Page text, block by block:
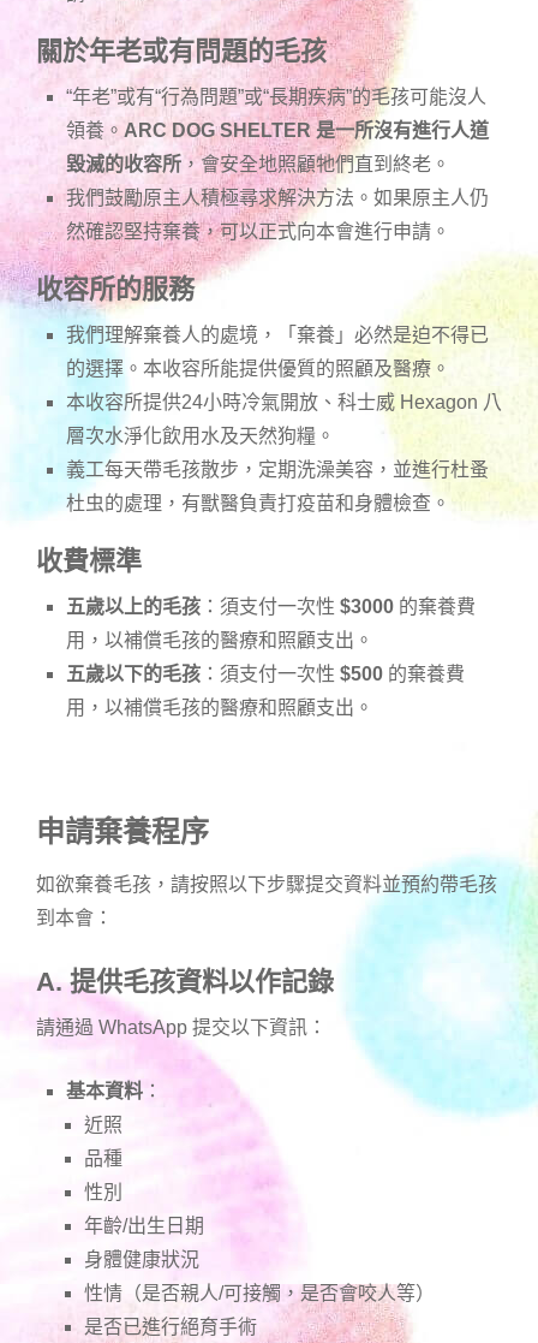
關於年老或有問題的毛孩
“年老”或有“行為問題”或“長期疾病”的毛孩可能沒人
領養。 ARC DOG SHELTER 是一所沒有進行人道
毀滅的收容所 ，會安全地照顧牠們直到終老。
我們鼓勵原主人積極尋求解決方法。如果原主人仍
然確認堅持棄養，可以正式向本會進行申請。
收容所的服務
我們理解棄養人的處境，「棄養」必然是迫不得已
的選擇。本收容所能提供優質的照顧及醫療。
本收容所提供24小時冷氣開放、科士威 Hexagon 八
層次水淨化飲用水及天然狗糧。
義工每天帶毛孩散步，定期洗澡美容，並進行杜蚤
杜虫的處理，有獸醫負責打疫苗和身體檢查。
收費標準
五歲以上的毛孩 ：須支付一次性 $3000 的棄養費
用，以補償毛孩的醫療和照顧支出。
五歲以下的毛孩 ：須支付一次性 $500 的棄養費
用，以補償毛孩的醫療和照顧支出。
申請棄養程序
如欲棄養毛孩，請按照以下步驟提交資料並預約帶毛孩
到本會：
A. 提供毛孩資料以作記錄
請通過 WhatsApp 提交以下資訊：
基本資料 ：
近照
品種
性別
年齡/出生日期
身體健康狀況
性情（是否親人/可接觸，是否會咬人等）
是否已進行絕育手術